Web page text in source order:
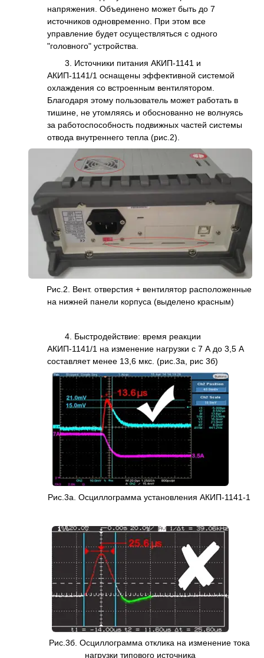
напряжения. Объединено может быть до 7
источников одновременно. При этом все
управление будет осуществляться с одного
"головного" устройства.
3. Источники питания АКИП-1141 и
АКИП-1141/1 оснащены эффективной системой
охлаждения со встроенным вентилятором.
Благодаря этому пользователь может работать в
тишине, не утомляясь и обоснованно не волнуясь
за работоспособность подвижных частей системы
отвода внутреннего тепла (рис.2).
Рис.2. Вент. отверстия + вентилятор расположенные
на нижней панели корпуса (выделено красным)
4. Быстродействие: время реакции
АКИП-1141/1 на изменение нагрузки с 7 А до 3,5 А
составляет менее 13,6 мкс. (рис.3а, рис 3б)
Рис.3а. Осциллограмма установления АКИП-1141-1
Рис.3б. Осциллограмма отклика на изменение тока
нагрузки типового источника